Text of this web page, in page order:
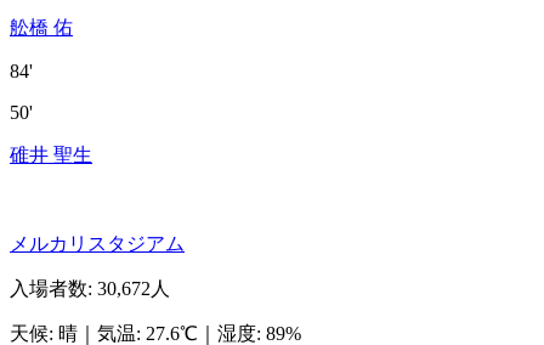
舩橋 佑
84'
50'
碓井 聖生
メルカリスタジアム
入場者数: 30,672人
天候: 晴 気温: 27.6℃ 湿度: 89%